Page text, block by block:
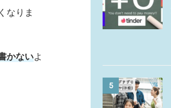
なりま
かないよ
5